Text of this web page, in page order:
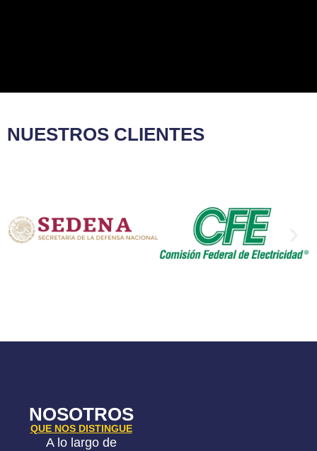
NUESTROS CLIENTES​
NOSOTROS
QUE NOS DISTINGUE
A lo largo de